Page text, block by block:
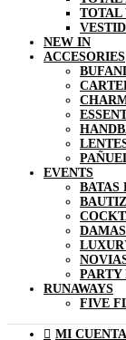
TOTAL
NEW IN
ACCESORIES
EVENTS
BATAS
PARTY
RUNAWAYS
FIVE
MI CUENTA